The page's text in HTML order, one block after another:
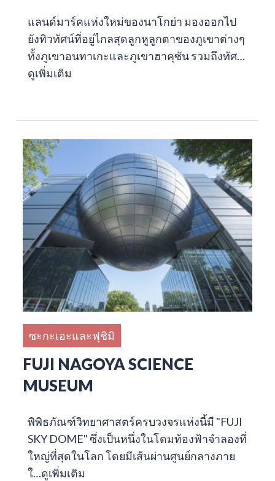
แลนด์มาร์คแห่งใหม่ของนาโกย่า มองออกไป
ยังทิวทัศน์ที่อยู่ไกลสุดลูกหูลูกตาของภูเขาต่างๆ
ทั้งภูเขาอนทาเกะและภูเขาฮาคุซัน รวมถึงทัศ…
ดูเพิ่มเติม
ซะกะเอะและฟุชิมิ
FUJI NAGOYA SCIENCE
MUSEUM
พิพิธภัณฑ์วิทยาศาสตร์ครบวงจรแห่งนี้มี "FUJI
SKY DOME" ซึ่งเป็นหนึ่งในโดมท้องฟ้าจำลองที่
ใหญ่ที่สุดในโลก โดยมีเส้นผ่านศูนย์กลางภาย
ใ…ดูเพิ่มเติม